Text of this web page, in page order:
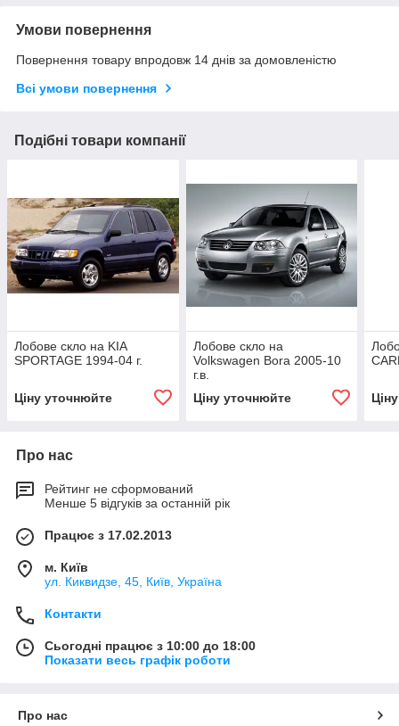
Умови повернення
Повернення товару впродовж 14 днів за домовленістю
Всі умови повернення
Подібні товари компанії
Лобове скло на KIA
SPORTAGE 1994-04 г.
Ціну уточнюйте
Лобове скло на
Volkswagen Bora 2005-10
г.в.
Ціну уточнюйте
Про нас
Рейтинг не сформований
Менше 5 відгуків за останній рік
Працює з 17.02.2013
м. Київ
ул. Киквидзе, 45, Київ, Україна
Контакти
Сьогодні працює з 10:00 до 18:00
Показати весь графік роботи
Про нас